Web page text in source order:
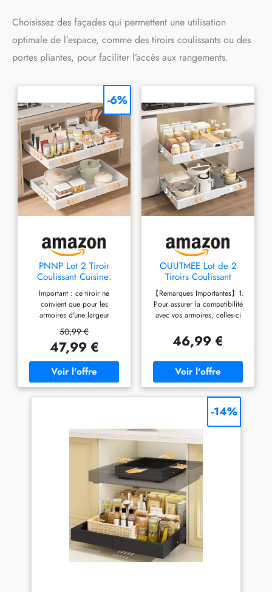
Choisissez des façades qui permettent une utilisation
optimale de l’espace, comme des tiroirs coulissants ou des
portes pliantes, pour faciliter l’accès aux rangements.
PNNP Lot 2 Tiroir
Coulissant Cuisine:
Rangement Placard
Extensible Blanc
Important : ce tiroir ne
convient que pour les
armoires d'une largeur
profondeur de 42 cm. Il ne
convient pas aux armoires de
dimensions à l'avance pour
éviter les incompatibilités
Accès facile : Le système de
nettoyage, bocaux à épices,
petits ustensiles de cuisine et
conserves, couverts et même
aux objets les plus profonds,
sans avoir à vous accroupir,
vous pencher ou déplacer les
objets devant Optimisez
l'espace de rangement : vous
pouvez utiliser au mieux
l'espace dans le placard pour
ranger les objets de manière
ordonnée et propre. La
50,99 €
47,99 €
-6%
OUUTMEE Lot de 2
Tiroirs Coulissant
Cuisine, 32-53x43x7
CM, Blanc
【Remarques Importantes】1.
Pour assurer la compatibilité
avec vos armoires, celles-ci
supérieure à 32CM et une
profondeur supérieure à
coulissants pour armoires de
cuisine ne s'adaptent pas aux
armoires avec cadre, lèvres
armoires avec lèvres ou
cadre). 3. Veuillez mesurer la
taille de votre meuble avant
l'achat. 【Conception
Extensible】Le tiroir coulissant
est réglable, ce qui vous
permet d'ajuster facilement la
largeur du tiroir pour
l'adapter aux dimensions de
votre armoire. Le tiroir
coulissant peut être ajusté de
32 à 52CM en largeur,
s'adaptant à différentes tailles
d'armoires pour ranger les
46,99 €
-14%